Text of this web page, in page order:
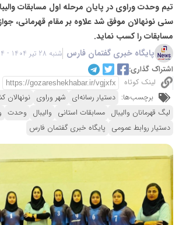
تیم وحدت وراوی در پایان مرحله اول مسابقات
سنی نونهالان موفق شد علاوه بر مقام قهرمانی،
مسابقات را کسب نماید.
پایگاه خبری گفتمان فارس شنبه 28 تیر 1404 - 09:14
اشتراک گذاری:
لینک کوتاه
برچسب‌ها: دستیار رسانه‌ای شهر وراوی نونهالان
لیگ قهرمانان والیبال مسابقات استانی والیبال وحدت
دستیار روابط عمومی پایگاه خبری گفتمان فارس